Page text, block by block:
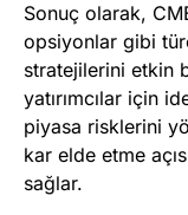
Sonuç olarak,
opsiyonlar gibi
stratejilerini etkin
yatırımcılar için
piyasa risklerini
kar elde etme
sağlar.